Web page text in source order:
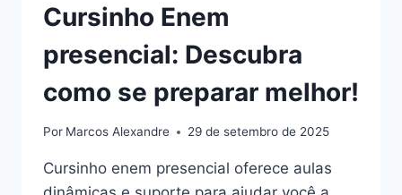
Cursinho Enem
presencial: Descubra
como se preparar melhor!
Por Marcos Alexandre 29 de setembro de 2025
Cursinho enem presencial oferece aulas